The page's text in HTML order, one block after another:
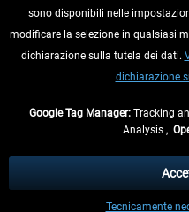
RECEDERE DAL CONTRATTO
INFORMAZIONI
eventualmente le spese di
** Riguarda le spedizioni al di fuori
sono disponibili nelle
modificare la selezione in qualsiasi
dichiarazione sulla tutela dei dati.
dichiarazione
Google Tag Manager: Tracking
Analysis ,
Tecnicamente